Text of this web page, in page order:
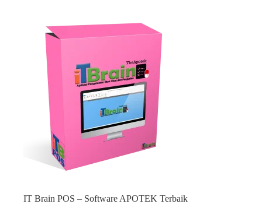
IT Brain POS – Software APOTEK Terbaik